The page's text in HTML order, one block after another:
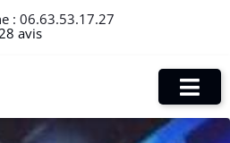
: 06.63.53.17.27
avis